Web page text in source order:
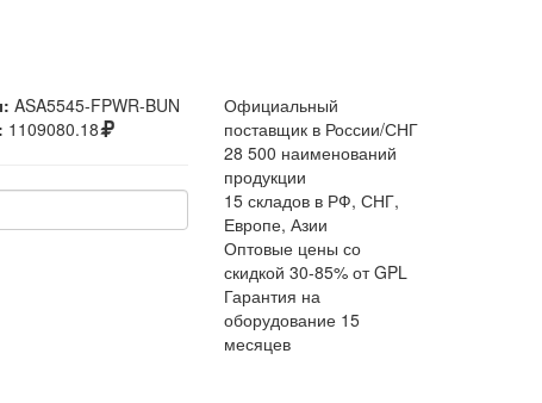
ASA5545-FPWR-BUN
1109080.18
Официальный
поставщик в России/СНГ
28 500 наименований
продукции
15 складов в РФ, СНГ,
Европе, Азии
Оптовые цены со
скидкой 30-85% от GPL
Гарантия на
оборудование 15
месяцев